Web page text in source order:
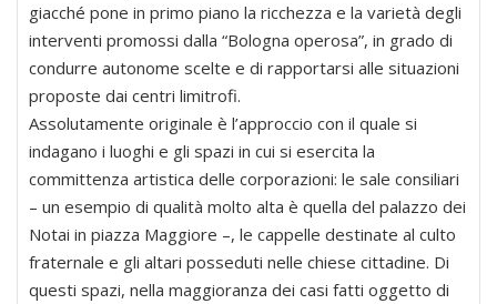
giacché pone in primo piano la ricchezza e la varietà degli
interventi promossi dalla “Bologna operosa”, in grado di
condurre autonome scelte e di rapportarsi alle situazioni
proposte dai centri limitrofi.
Assolutamente originale è l’approccio con il quale si
indagano i luoghi e gli spazi in cui si esercita la
committenza artistica delle corporazioni: le sale consiliari
– un esempio di qualità molto alta è quella del palazzo dei
Notai in piazza Maggiore –, le cappelle destinate al culto
fraternale e gli altari posseduti nelle chiese cittadine. Di
questi spazi, nella maggioranza dei casi fatti oggetto di